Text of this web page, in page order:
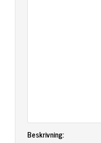
Beskrivning: